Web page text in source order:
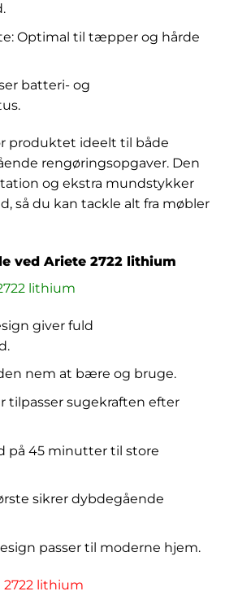
Optimal til tæpper og hårde
batteri- og
produktet ideelt til både
rengøringsopgaver. Den
og ekstra mundstykker
så du kan tackle alt fra møbler
ved Ariete 2722 lithium
lithium
giver fuld
nem at bære og bruge.
tilpasser sugekraften efter
på 45 minutter til store
sikrer dybdegående
passer til moderne hjem.
lithium